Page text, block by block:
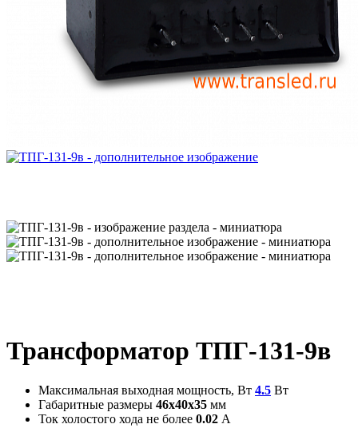
Трансформатор ТПГ-131-9в
Максимальная выходная мощность, Вт 4.5 Вт
Габаритные размеры 46х40х35 мм
Ток холостого хода не более 0.02 А